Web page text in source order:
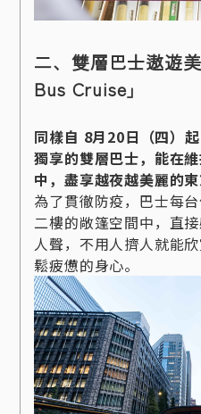
二、雙層巴士遨遊
Bus Cruise」
同樣自 8月20日（四）
獨享的雙層巴士，能在
中，盡享越夜越美麗的東
為了貫徹防疫，巴士每
二樓的敞篷空間中，直
人聲，不用人擠人就能
鬆疲憊的身心。